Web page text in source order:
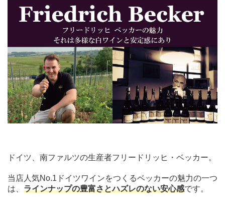
ドイツ、南ファルツの生産者フリードリッヒ・ベッカー。
当店人気No.1ドイツワインをつくるベッカーの魅力の一つ
は、 ラインナップの豊富さとハズレのない安心感です。